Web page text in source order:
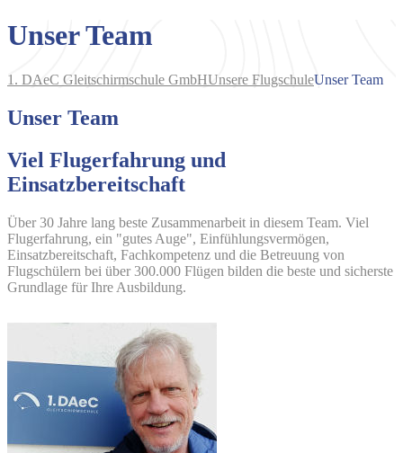
Unser Team
1. DAeC Gleitschirmschule GmbHUnsere FlugschuleUnser Team
Unser Team
Viel Flugerfahrung und
Einsatzbereitschaft
Über 30 Jahre lang beste Zusammenarbeit in diesem Team. Viel
Flugerfahrung, ein "gutes Auge", Einfühlungsvermögen,
Einsatzbereitschaft, Fachkompetenz und die Betreuung von
Flugschülern bei über 300.000 Flügen bilden die beste und sicherste
Grundlage für Ihre Ausbildung.